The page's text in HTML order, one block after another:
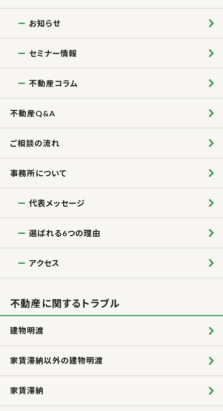
お知らせ
セミナー情報
不動産コラム
不動産Q&A
ご相談の流れ
事務所について
代表メッセージ
選ばれる6つの理由
アクセス
不動産に関するトラブル
建物明渡
家賃滞納以外の建物明渡
家賃滞納